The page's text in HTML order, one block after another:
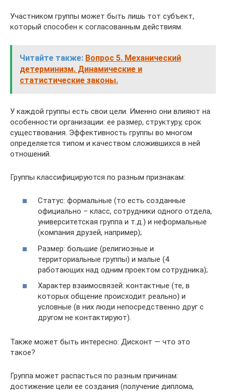
Участником группы может быть лишь тот субъект,
который способен к согласованным действиям.
Читайте также: Вопрос 5. Механический
детерминизм. Динамические и
статистические законы.
У каждой группы есть свои цели. Именно они влияют на
особенности организации: ее размер, структуру, срок
существования. Эффективность группы во многом
определяется типом и качеством сложившихся в ней
отношений.
Группы классифицируются по разным признакам:
Статус: формальные (то есть созданные
официально – класс, сотрудники одного отдела,
университетская группа и т.д.) и неформальные
(компания друзей, например);
Размер: большие (религиозные и
территориальные группы) и малые (4
работающих над одним проектом сотрудника);
Характер взаимосвязей: контактные (те, в
которых общение происходит реально) и
условные (в них люди непосредственно друг с
другом не контактируют).
Также может быть интересно: Дисконт — что это
такое?
Группа может распасться по разным причинам:
достижение цели ее создания (получение диплома,